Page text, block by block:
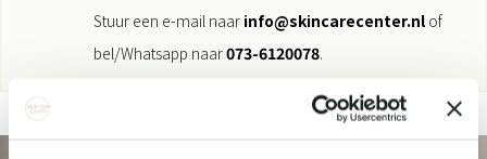
Stuur een e-mail naar info@skincarecenter.nl of
bel/Whatsapp naar073-6120078.